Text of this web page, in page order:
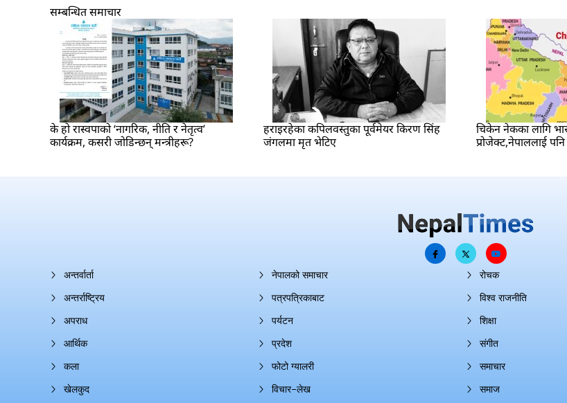
सम्बन्धित समाचार
के हो रास्वपाको ‘नागरिक, नीति र नेतृत्व’
कार्यक्रम, कसरी जोडिन्छन् मन्त्रीहरू?
हराइरहेका कपिलवस्तुका पूर्वमेयर किरण सिंह
जंगलमा मृत भेटिए
चिकेन नेकका लागि
प्रोजेक्ट,नेपाललाई
अन्तर्वार्ता
अन्तर्राष्ट्रिय
अपराध
आर्थिक
कला
खेलकुद
नेपालको समाचार
पत्रपत्रिकाबाट
पर्यटन
प्रदेश
फोटो ग्यालरी
विचार–लेख
रोचक
विश्व राजनीति
शिक्षा
संगीत
समाचार
समाज